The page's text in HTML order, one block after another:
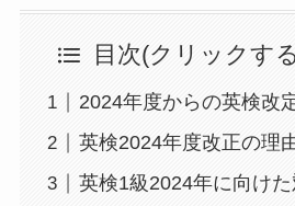
目次(クリックす
2024年度からの英検改
英検2024年度改正の理
英検1級2024年に向け